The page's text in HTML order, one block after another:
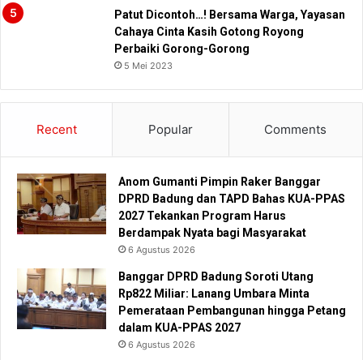
Patut Dicontoh…! Bersama Warga, Yayasan
Cahaya Cinta Kasih Gotong Royong
Perbaiki Gorong-Gorong
5 Mei 2023
Recent Popular Comments
Anom Gumanti Pimpin Raker Banggar
DPRD Badung dan TAPD Bahas KUA-PPAS
2027 Tekankan Program Harus
Berdampak Nyata bagi Masyarakat
6 Agustus 2026
Banggar DPRD Badung Soroti Utang
Rp822 Miliar: Lanang Umbara Minta
Pemerataan Pembangunan hingga Petang
dalam KUA-PPAS 2027
6 Agustus 2026